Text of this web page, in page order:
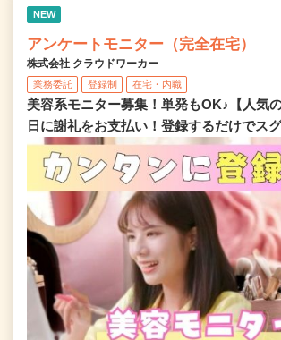
NEW
アンケートモニター（完全在宅）
株式会社 クラウドワーカー
業務委託 登録制 在宅・内職
美容系モニター募集！単発もOK♪【人気
日に謝礼をお支払い！登録するだけでス